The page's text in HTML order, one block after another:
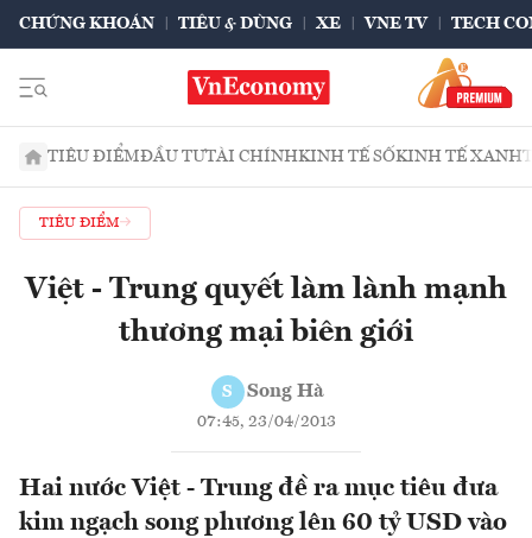
CHỨNG KHOÁN TIÊU & DÙNG XE VNE TV TECH
TIÊU ĐIỂMĐẦU TƯTÀI CHÍNHKINH TẾ SỐKINH TẾ XANH
TIÊU ĐIỂM
Việt - Trung quyết làm lành mạnh
thương mại biên giới
S Song Hà
07:45, 23/04/2013
Hai nước Việt - Trung đề ra mục tiêu đưa
kim ngạch song phương lên 60 tỷ USD vào